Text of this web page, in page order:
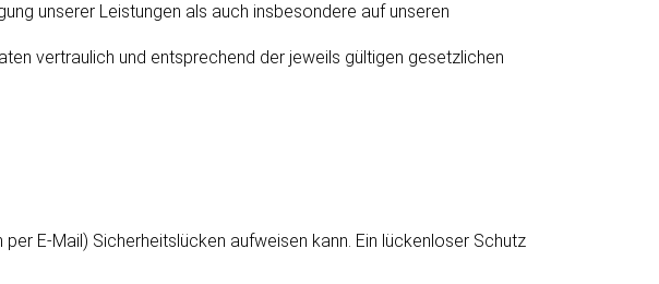
unserer Leistungen als auch insbesondere auf unseren
vertraulich und entsprechend der jeweils gültigen gesetzlichen
E-Mail) Sicherheitslücken aufweisen kann. Ein lückenloser Schutz